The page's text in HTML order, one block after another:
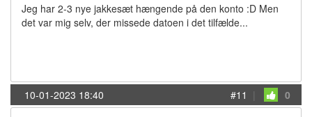
Jeg har 2-3 nye jakkesæt hængende på den konto :D Men
det var mig selv, der missede datoen i det tilfælde...
10-01-2023 18:40 #11 | 0